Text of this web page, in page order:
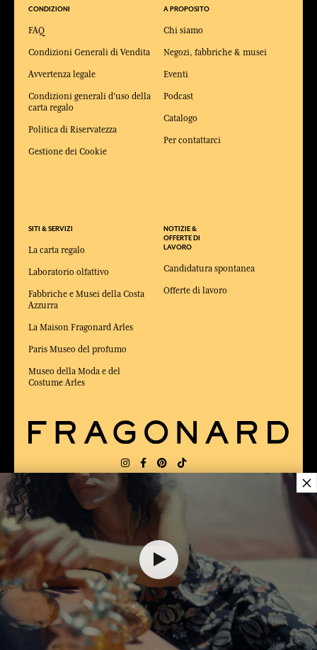
6,00 €
1
AGGIUNGERE AL CARRELLO
CONDIZIONI
FAQ
Condizioni Generali di Vendita
Avvertenza legale
Condizioni generali d'uso della
carta regalo
Politica di Riservatezza
Gestione dei Cookie
SITI & SERVIZI
La carta regalo
Laboratorio olfattivo
Fabbriche e Musei della Costa
Azzurra
La Maison Fragonard Arles
Paris Museo del profumo
Museo della Moda e del
Costume Arles
A PROPOSITO
Chi siamo
Negozi, fabbriche & musei
Eventi
Podcast
Catalogo
Per contattarci
NOTIZIE &
OFFERTE DI
LAVORO
Candidatura spontanea
Offerte di lavoro
CONSEGNA: FR
ELETTO MIGLIOR SITO DI COMMERCIO
Online 2025 dalla rivista Capital
×